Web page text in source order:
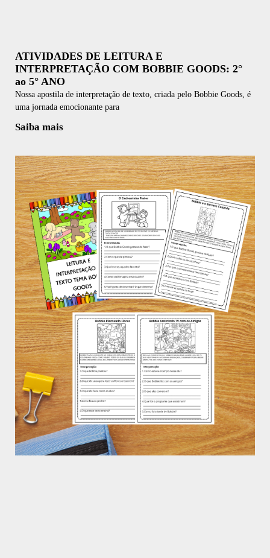
ATIVIDADES DE LEITURA E
INTERPRETAÇÃO COM BOBBIE GOODS: 2°
ao 5° ANO
Nossa apostila de interpretação de texto, criada pelo Bobbie Goods, é
uma jornada emocionante para
Saiba mais